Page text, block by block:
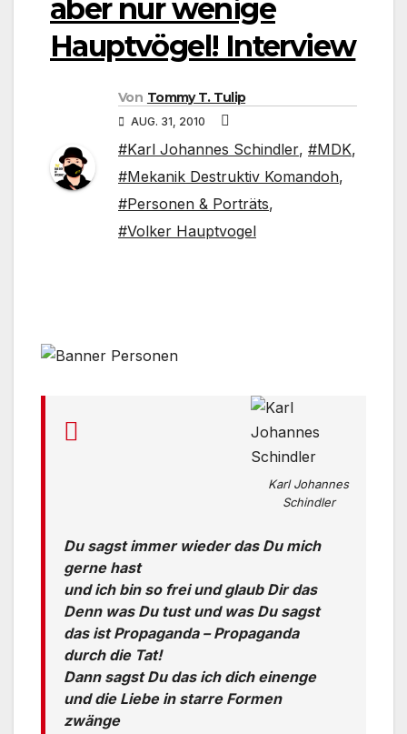
aber nur wenige
Hauptvögel! Interview
Von Tommy T. Tulip
AUG. 31, 2010
#Karl Johannes Schindler, #MDK,
#Mekanik Destruktiv Komandoh,
#Personen & Porträts,
#Volker Hauptvogel
Karl Johannes
Schindler
Du sagst immer wieder das Du mich
gerne hast
und ich bin so frei und glaub Dir das
Denn was Du tust und was Du sagst
das ist Propaganda – Propaganda
durch die Tat!
Dann sagst Du das ich dich einenge
und die Liebe in starre Formen
zwänge